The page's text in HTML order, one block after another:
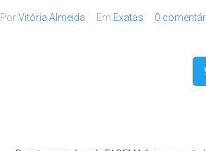
PorVitória Almeida Em Exatas 0